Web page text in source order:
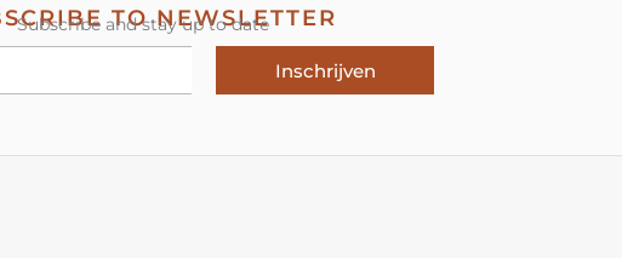
TO NEWSLETTER
Subscribe and stay up to date
Inschrijven